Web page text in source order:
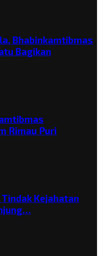
Bhabinkamtibmas
Bagikan
Rimau Puri
Kejahatan